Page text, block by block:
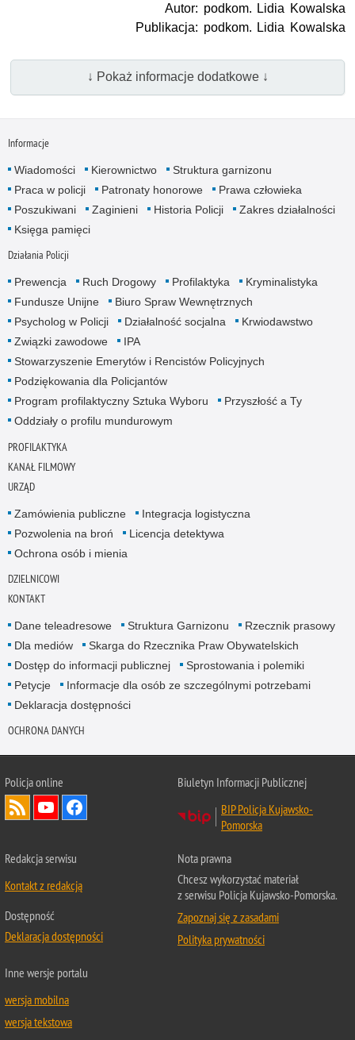
Autor: podkom. Lidia Kowalska
Publikacja: podkom. Lidia Kowalska
↓ Pokaż informacje dodatkowe ↓
Informacje
Wiadomości Kierownictwo
Struktura garnizonu
Praca w policji
Patronaty honorowe
Prawa człowieka
Poszukiwani
Zaginieni Historia Policji
Zakres działalności
Księga pamięci
Działania Policji
Prewencja Ruch Drogowy Profilaktyka
Kryminalistyka
Fundusze Unijne
Biuro Spraw Wewnętrznych
Psycholog w Policji
Działalność socjalna
Krwiodawstwo
Związki zawodowe
IPA
Stowarzyszenie Emerytów i Rencistów Policyjnych
Podziękowania dla Policjantów
Program profilaktyczny Sztuka Wyboru
Przyszłość a Ty
Oddziały o profilu mundurowym
PROFILAKTYKA
KANAŁ FILMOWY
URZĄD
Zamówienia publiczne
Integracja logistyczna
Pozwolenia na broń
Licencja detektywa
Ochrona osób i mienia
DZIELNICOWI
KONTAKT
Dane teleadresowe Struktura Garnizonu
Rzecznik prasowy
Dla mediów
Skarga do Rzecznika Praw Obywatelskich
Dostęp do informacji publicznej
Sprostowania i polemiki
Petycje
Informacje dla osób ze szczególnymi potrzebami
Deklaracja dostępności
OCHRONA DANYCH
Policja online
Biuletyn Informacji Publicznej
BIP Policja Kujawsko-
Pomorska
Redakcja serwisu
Kontakt z redakcją
Dostępność
Deklaracja dostępności
Nota prawna
Chcesz wykorzystać materiał
z serwisu Policja Kujawsko-Pomorska.
Zapoznaj się z zasadami
Polityka prywatności
Inne wersje portalu
wersja mobilna
wersja tekstowa